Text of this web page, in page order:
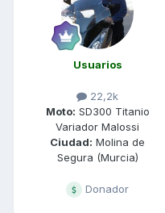
Usuarios
22,2k
Moto: SD300 Titanio
Variador Malossi
Ciudad: Molina de
Segura (Murcia)
Donador